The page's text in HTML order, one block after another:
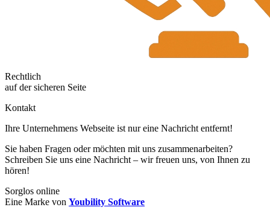
Rechtlich
auf der sicheren Seite
Kontakt
Ihre Unternehmens Webseite ist nur eine Nachricht entfernt!
Sie haben Fragen oder möchten mit uns zusammenarbeiten?
Schreiben Sie uns eine Nachricht – wir freuen uns, von Ihnen zu
hören!
Sorglos online
Eine Marke von Youbility Software